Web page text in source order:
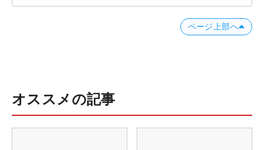
ページ上部へ
オススメの記事